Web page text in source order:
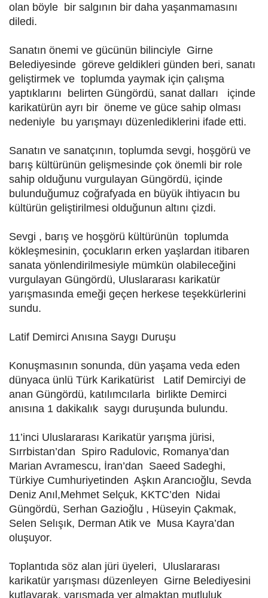
olan böyle bir salgının bir daha yaşanmamasını
diledi.
Sanatın önemi ve gücünün bilinciyle Girne
Belediyesinde göreve geldikleri günden beri, sanatı
geliştirmek ve toplumda yaymak için çalışma
yaptıklarını belirten Güngördü, sanat dalları içinde
karikatürün ayrı bir öneme ve güce sahip olması
nedeniyle bu yarışmayı düzenlediklerini ifade etti.
Sanatın ve sanatçının, toplumda sevgi, hoşgörü ve
barış kültürünün gelişmesinde çok önemli bir role
sahip olduğunu vurgulayan Güngördü, içinde
bulunduğumuz coğrafyada en büyük ihtiyacın bu
kültürün geliştirilmesi olduğunun altını çizdi.
Sevgi , barış ve hoşgörü kültürünün toplumda
kökleşmesinin, çocukların erken yaşlardan itibaren
sanata yönlendirilmesiyle mümkün olabileceğini
vurgulayan Güngördü, Uluslararası karikatür
yarışmasında emeği geçen herkese teşekkürlerini
sundu.
Latif Demirci Anısına Saygı Duruşu
Konuşmasının sonunda, dün yaşama veda eden
dünyaca ünlü Türk Karikatürist Latif Demirciyi de
anan Güngördü, katılımcılarla birlikte Demirci
anısına 1 dakikalık saygı duruşunda bulundu.
11’inci Uluslararası Karikatür yarışma jürisi,
Sırrbistan’dan Spiro Radulovic, Romanya’dan
Marian Avramescu, İran’dan Saeed Sadeghi,
Türkiye Cumhuriyetinden Aşkın Arancıoğlu, Sevda
Deniz Anıl,Mehmet Selçuk, KKTC’den Nidai
Güngördü, Serhan Gazioğlu , Hüseyin Çakmak,
Selen Selışık, Derman Atik ve Musa Kayra’dan
oluşuyor.
Toplantıda söz alan jüri üyeleri, Uluslararası
karikatür yarışması düzenleyen Girne Belediyesini
kutlayarak, yarışmada yer almaktan mutluluk